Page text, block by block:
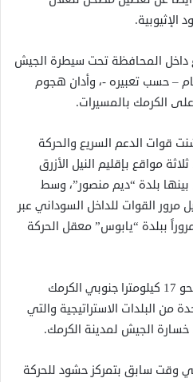
الإثيوبية.
داخل المحافظة تحت سيطرة الجيش
– حسب تعبيره -، وأدان هجوم
الكرمك بالمسيرات.
قوات الدعم السريع والحركة
مواقع بإقليم النيل الأزرق
بلدة “ديم منصور”، وسط
مرور القوات للداخل السوداني عبر
ببلدة “يابوس” معقل الحركة
وتُعد “ديم منصور”، التي تبعد نحو 17 كيلومترا جنوبي الكرمك
من البلدات الاستراتيجية والتي
الجيش لمدينة الكرمك.
وقت سابق بتمركز حشود للحركة